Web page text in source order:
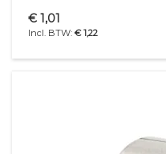
€ 1,22
€ 1,01